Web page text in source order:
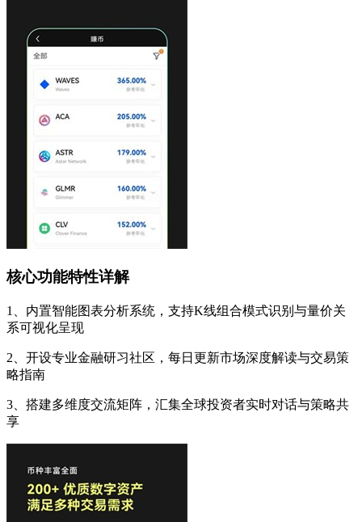
核心功能特性详解
1、内置智能图表分析系统，支持K线组合模式识别与量价关
系可视化呈现
2、开设专业金融研习社区，每日更新市场深度解读与交易策
略指南
3、搭建多维度交流矩阵，汇集全球投资者实时对话与策略共
享